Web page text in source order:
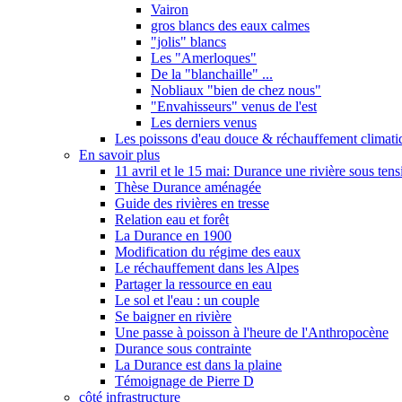
Vairon
gros blancs des eaux calmes
"jolis" blancs
Les "Amerloques"
De la "blanchaille" ...
Nobliaux "bien de chez nous"
"Envahisseurs" venus de l'est
Les derniers venus
Les poissons d'eau douce & réchauffement
En savoir plus
11 avril et le 15 mai: Durance une rivière sous
Thèse Durance aménagée
Guide des rivières en tresse
Relation eau et forêt
La Durance en 1900
Modification du régime des eaux
Le réchauffement dans les Alpes
Partager la ressource en eau
Le sol et l'eau : un couple
Se baigner en rivière
Une passe à poisson à l'heure de l'Anthropocène
Durance sous contrainte
La Durance est dans la plaine
Témoignage de Pierre D
côté infrastructure